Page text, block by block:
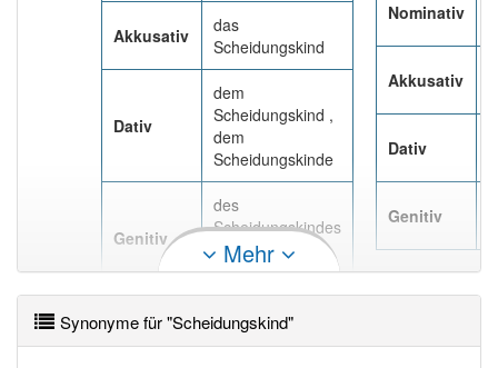
Akkusativ
das
Scheidungskind
Dativ
dem
Scheidungskind ,
dem
Scheidungskinde
Genitiv
des
Scheidungskindes
, des
Scheidungskinds
Nominativ
Akkusativ
Dativ
Genitiv
Mehr
Synonyme für "Scheidungskind"